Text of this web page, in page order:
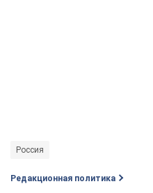
Россия
Редакционная политика